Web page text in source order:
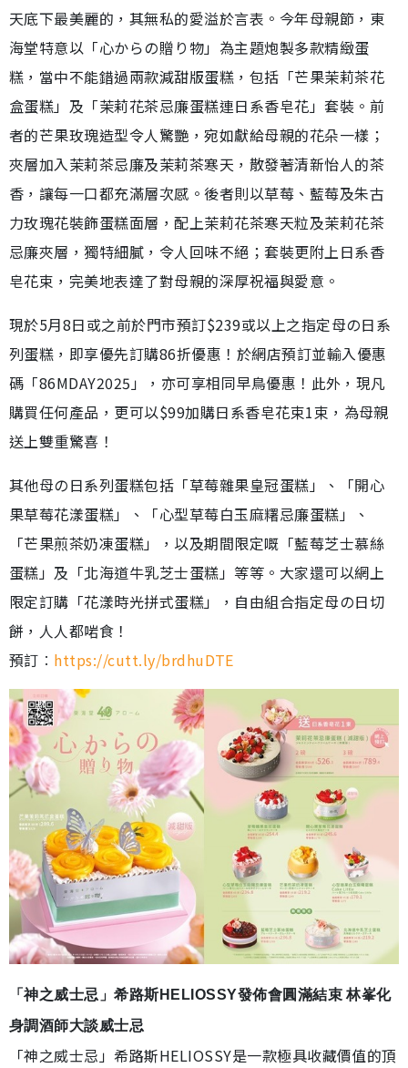
天底下最美麗的，其無私的愛溢於言表。今年母親節，東
海堂特意以「心からの贈り物」為主題炮製多款精緻蛋
糕，當中不能錯過兩款減甜版蛋糕，包括「芒果茉莉茶花
盒蛋糕」及「茉莉花茶忌廉蛋糕連日系香皂花」套裝。前
者的芒果玫瑰造型令人驚艷，宛如獻給母親的花朵一樣；
夾層加入茉莉茶忌廉及茉莉茶寒天，散發著清新怡人的茶
香，讓每一口都充滿層次感。後者則以草莓、藍莓及朱古
力玫瑰花裝飾蛋糕面層，配上茉莉花茶寒天粒及茉莉花茶
忌廉夾層，獨特細膩，令人回味不絕；套裝更附上日系香
皂花束，完美地表達了對母親的深厚祝福與愛意。
現於5月8日或之前於門市預訂$239或以上之指定母の日系
列蛋糕，即享優先訂購86折優惠！於網店預訂並輸入優惠
碼「86MDAY2025」，亦可享相同早鳥優惠！此外，現凡
購買任何產品，更可以$99加購日系香皂花束1束，為母親
送上雙重驚喜！
其他母の日系列蛋糕包括「草莓雜果皇冠蛋糕」、「開心
果草莓花漾蛋糕」、「心型草莓白玉麻糬忌廉蛋糕」、
「芒果煎茶奶凍蛋糕」，以及期間限定嘅「藍莓芝士慕絲
蛋糕」及「北海道牛乳芝士蛋糕」等等。大家還可以網上
限定訂購「花漾時光拼式蛋糕」，自由組合指定母の日切
餅，人人都啱食！
預訂︰ https://cutt.ly/brdhuDTE
「神之威士忌」希路斯HELIOSSY發佈會圓滿結束 林峯化
身調酒師大談威士忌
「神之威士忌」希路斯HELIOSSY是一款極具收藏價值的頂